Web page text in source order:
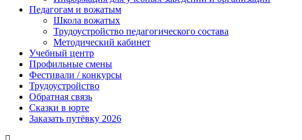
Педагогам и вожатым
Школа вожатых
Трудоустройство педагогического состава
Методический кабинет
Учебный центр
Профильные смены
Фестивали / конкурсы
Трудоустройство
Обратная связь
Сказки в юрте
Заказать путёвку 2026